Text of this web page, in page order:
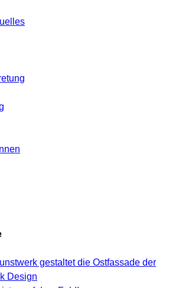
gestaltet die Ostfassade der
Design